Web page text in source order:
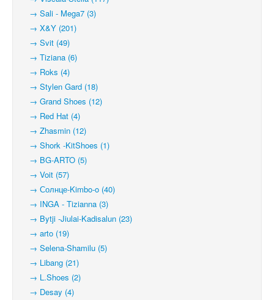
→ Sali - Mega7 (3)
→ X&Y (201)
→ Svit (49)
→ Tiziana (6)
→ Roks (4)
→ Stylen Gard (18)
→ Grand Shoes (12)
→ Red Hat (4)
→ Zhasmin (12)
→ Shork -KitShoes (1)
→ BG-ARTO (5)
→ Voit (57)
→ Солнце-Kimbo-o (40)
→ INGA - Tizianna (3)
→ Bytji -Jiulai-Kadisalun (23)
→ arto (19)
→ Selena-Shamilu (5)
→ Libang (21)
→ L.Shoes (2)
→ Desay (4)